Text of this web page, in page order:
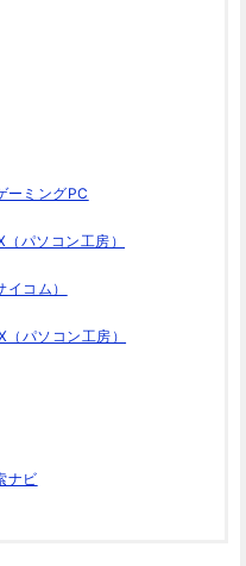
ーミングPC
パソコン工房）
コム）
パソコン工房）
ナビ